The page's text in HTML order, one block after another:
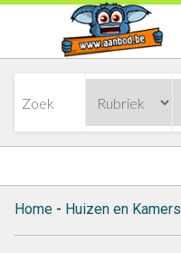
Home - Huizen en Kamers